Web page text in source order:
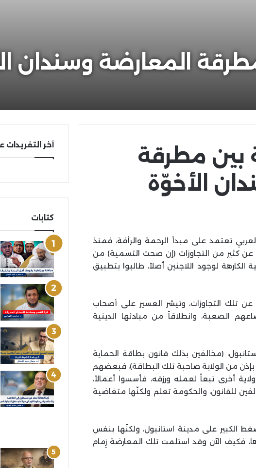
مطرقة المعارضة وسندان
بين مطرقة
الأخوّة
تعتمد على مبدأ الرحمة والرأفة، فمنذ
عن كثير من التجاوزات (إن صحت التسمية) من
لوجود اللاجئين أصلاً، طالبوا بتطبيق
تلك التجاوزات، وتيسّر العسير على أصحاب
الصعبة، وانطلاقاً من مبادئها الدينية
(مخالفين بذلك قانون بطاقة الحماية
بإذن من الولاية صاحبة تلك البطاقة)، فبعضهم
أخرى تبعاً لعمله ورزقه، فأسسوا أعمالاً،
للقانون، والحكومة تعلم ولكنّها متغاضية
على مدينة استانبول، ولكنّها بنفس
فكيف الآن وقد استلمت تلك المعارضة زِمام
آخر التغريدات
كتابات